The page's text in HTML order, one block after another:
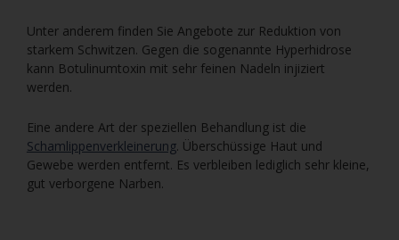
Unter anderem finden Sie Angebote zur Reduktion von
starkem Schwitzen. Gegen die sogenannte Hyperhidrose
kann Botulinumtoxin mit sehr feinen Nadeln injiziert
werden.
Eine andere Art der speziellen Behandlung ist die
Schamlippenverkleinerung. Überschüssige Haut und
Gewebe werden entfernt. Es verbleiben lediglich sehr kleine,
gut verborgene Narben.